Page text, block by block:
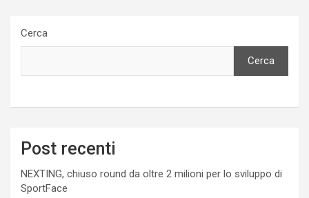
Cerca
Cerca
Post recenti
NEXTING, chiuso round da oltre 2 milioni per lo sviluppo di
SportFace